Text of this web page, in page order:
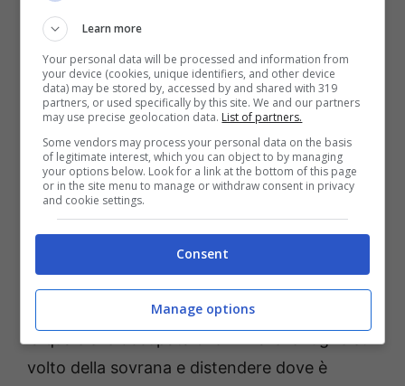
notevolmente il suo aspetto, come
confermato le foto che attestano il prima e il
dopo della sovrana di Giordania.
La trasformazione eccessiva
della Regina
Sembrerebbe, dunque, che laRegina di
abbia deciso di sottoporsi ad un
lifting facciale presso una clinica di chirurgia
estetica affidandosi alla dottoressa Martinez,
la quale si è occupata di eliminare le rughe sul
volto della sovrana e distendere dove è
Learn more
Your personal data will be processed and information from
your device (cookies, unique identifiers, and other device
data) may be stored by, accessed by and shared with 319
partners, or used specifically by this site. We and our partners
may use precise geolocation data. List of partners.
Some vendors may process your personal data on the basis
of legitimate interest, which you can object to by managing
your options below. Look for a link at the bottom of this page
or in the site menu to manage or withdraw consent in privacy
and cookie settings.
Consent
Manage options